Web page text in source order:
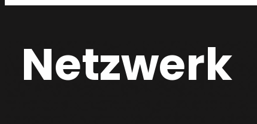
Netzwerk